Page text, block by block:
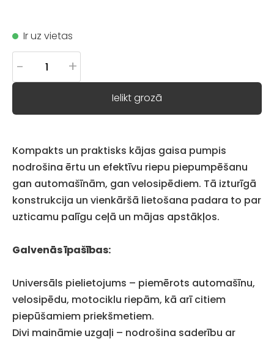
Ir uz vietas
- +
Ielikt grozā
Kompakts un praktisks kājas gaisa pumpis
nodrošina ērtu un efektīvu riepu piepumpēšanu
gan automašīnām, gan velosipēdiem. Tā izturīgā
konstrukcija un vienkāršā lietošana padara to par
uzticamu palīgu ceļā un mājas apstākļos.
Galvenās īpašības:
Universāls pielietojums – piemērots automašīnu,
velosipēdu, motociklu riepām, kā arī citiem
piepūšamiem priekšmetiem.
Divi maināmie uzgaļi – nodrošina saderību ar